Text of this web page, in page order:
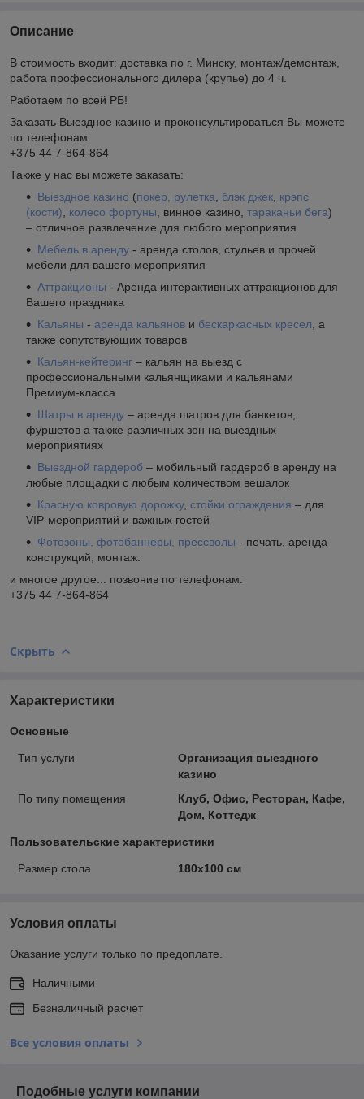
Описание
В стоимость входит: доставка по г. Минску, монтаж/демонтаж,
работа профессионального дилера (крупье) до 4 ч.
Работаем по всей РБ!
Заказать Выездное казино и проконсультироваться Вы можете
по телефонам:
+375 44 7-864-864
Также у нас вы можете заказать:
Выездное казино (покер, рулетка блэк джек крэпс
(кости)
колесо фортуны , винное казино, тараканьи бега)
– отличное развлечение для любого мероприятия
Мебель в аренду - аренда столов, стульев и прочей
мебели для вашего мероприятия
Аттракционы - Аренда интерактивных аттракционов для
Вашего праздника
Кальяны - аренда кальянов и бескаркасных кресел , а
также сопутствующих товаров
Кальян-кейтеринг – кальян на выезд с
профессиональными кальянщиками и кальянами
Премиум-класса
Шатры в аренду – аренда шатров для банкетов,
фуршетов а также различных зон на выездных
мероприятиях
Выездной гардероб – мобильный гардероб в аренду на
любые площадки с любым количеством вешалок
Красную ковровую дорожку, стойки ограждения – для
VIP-мероприятий и важных гостей
Фотозоны, фотобаннеры, прессволы - печать, аренда
конструкций, монтаж.
и многое другое... позвонив по телефонам:
+375 44 7-864-864
Скрыть
Характеристики
Основные
Тип услуги
Организация выездного
казино
По типу помещения
Клуб, Офис, Ресторан, Кафе,
Дом, Коттедж
Пользовательские характеристики
Размер стола 180х100 см
Условия оплаты
Оказание услуги только по предоплате.
Наличными
Безналичный расчет
Все условия оплаты
Подобные услуги компании